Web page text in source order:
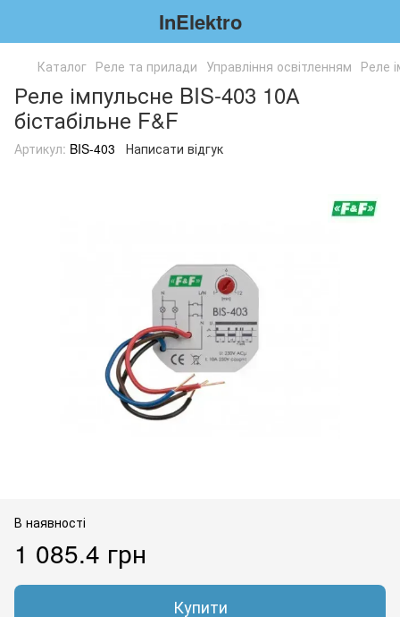
InElektro
Каталог Реле та прилади Управління освітленням Реле
Реле імпульсне BIS-403 10А
бістабільне F&F
Артикул: BIS-403 Написати відгук
В наявності
1 085.4 грн
Купити